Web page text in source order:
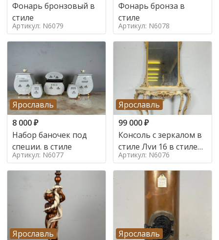
Фонарь бронзовый в
стиле
Артикул: N6079
Фонарь бронза в
стиле
Артикул: N6078
Ярославль
8 000₽
Набор баночек под
специи. в стиле
Артикул: N6077
Ярославль
99 000₽
Консоль с зеркалом в
стиле Луи 16 в стиле
Луи 16, Италия,
Артикул: N6076
Ярославль
Ярославль